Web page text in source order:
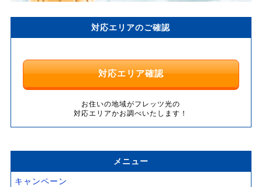
対応エリアのご確認
対応エリア確認
お住いの地域がフレッツ光の
対応エリアかお調べいたします！
メニュー
キャンペーン